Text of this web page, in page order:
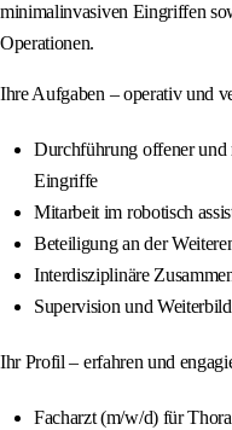
minimalinvasiven Eingriffen
Operationen.
Ihre Aufgaben – operativ und
Durchführung offener
Eingriffe
Mitarbeit im robotisch
Beteiligung an der
Interdisziplinäre
Supervision und
Ihr Profil – erfahren und
Facharzt (m/w/d) für